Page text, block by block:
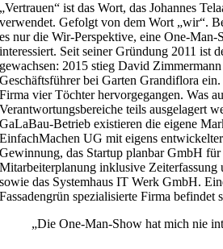
„Vertrauen“ ist das Wort, das Johannes
verwendet. Gefolgt von dem Wort „wir“.
es nur die Wir-Perspektive, eine One-Man-
interessiert. Seit seiner Gründung 2011 ist
gewachsen: 2015 stieg David
Geschäftsführer bei Garten Grandiflora
Firma vier Töchter hervorgegangen. Was
Verantwortungsbereiche teils ausgelagert
GaLaBau-Betrieb existieren die eigene
EinfachMachen UG mit eigens
Gewinnung, das Startup planbar GmbH
Mitarbeiterplanung inklusive Zeiterfassung
sowie das Systemhaus IT Werk GmbH.
Fassadengrün spezialisierte Firma befindet
„Die One-Man-Show hat mich nie